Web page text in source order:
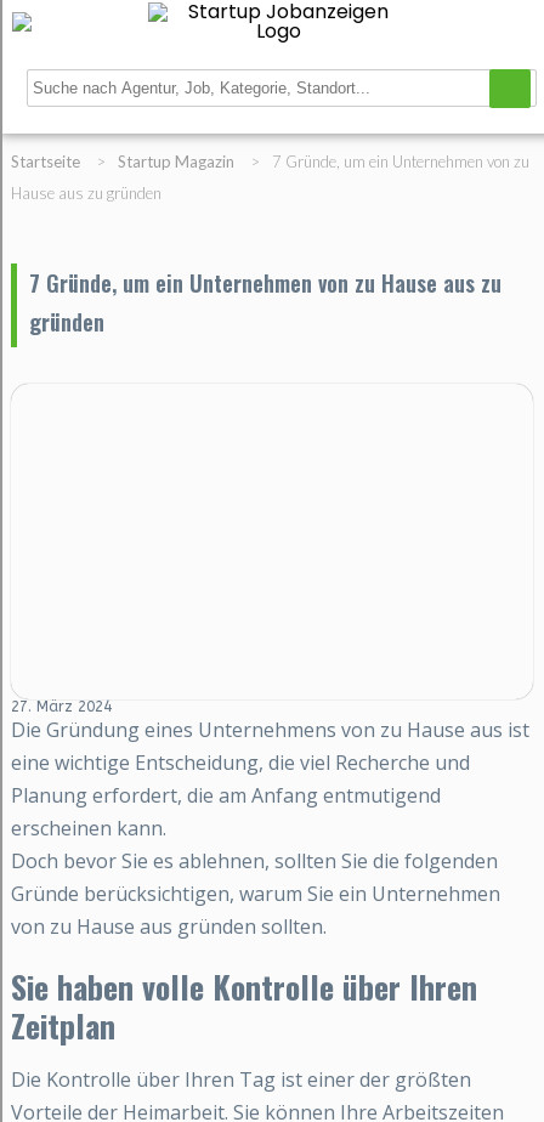
Startseite > Startup Magazin >
7 Gründe, um ein Unternehmen von zu
Hause aus zu gründen
7 Gründe, um ein Unternehmen von zu Hause aus zu
gründen
27. März 2024
Die Gründung eines Unternehmens von zu Hause aus ist
eine wichtige Entscheidung, die viel Recherche und
Planung erfordert, die am Anfang entmutigend
erscheinen kann.
Doch bevor Sie es ablehnen, sollten Sie die folgenden
Gründe berücksichtigen, warum Sie ein Unternehmen
von zu Hause aus gründen sollten.
Sie haben volle Kontrolle über Ihren
Zeitplan
Die Kontrolle über Ihren Tag ist einer der größten
Vorteile der Heimarbeit. Sie können Ihre Arbeitszeiten